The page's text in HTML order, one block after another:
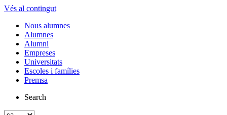
Vés al contingut
Nous alumnes
Alumnes
Alumni
Empreses
Universitats
Escoles i famílies
Premsa
Search